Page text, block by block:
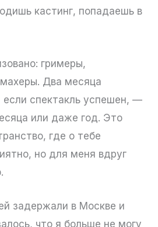
кастинг, попадаешь в
гримеры,
Два месяца
если спектакль успешен, —
или даже год. Это
где о тебе
но для меня вдруг
задержали в Москве и
что я больше не могу